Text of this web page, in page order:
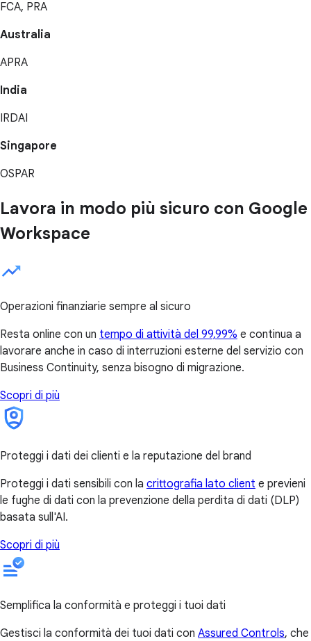
FCA, PRA
Australia
APRA
India
IRDAI
Singapore
OSPAR
Lavora in modo più sicuro con Google
Workspace
Operazioni finanziarie sempre al sicuro
Resta online con un tempo di attività del 99,99% e continua a
lavorare anche in caso di interruzioni esterne del servizio con
Business Continuity, senza bisogno di migrazione.
Scopri di più
Proteggi i dati dei clienti e la reputazione del brand
Proteggi i dati sensibili con la crittografia lato client e previeni
le fughe di dati con la prevenzione della perdita di dati (DLP)
basata sull'AI.
Scopri di più
Semplifica la conformità e proteggi i tuoi dati
Gestisci la conformità dei tuoi dati con Assured Controls, che